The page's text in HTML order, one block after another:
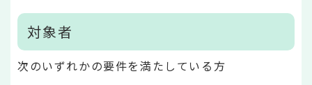
対象者
次のいずれかの要件を満たしている方